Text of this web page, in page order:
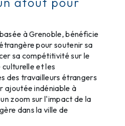
à Grenoble, bénéficie
pour soutenir sa
sa compétitivité sur le
et les
des travailleurs étrangers
ajoutée indéniable à
zoom sur l'impact de la
dans la ville de